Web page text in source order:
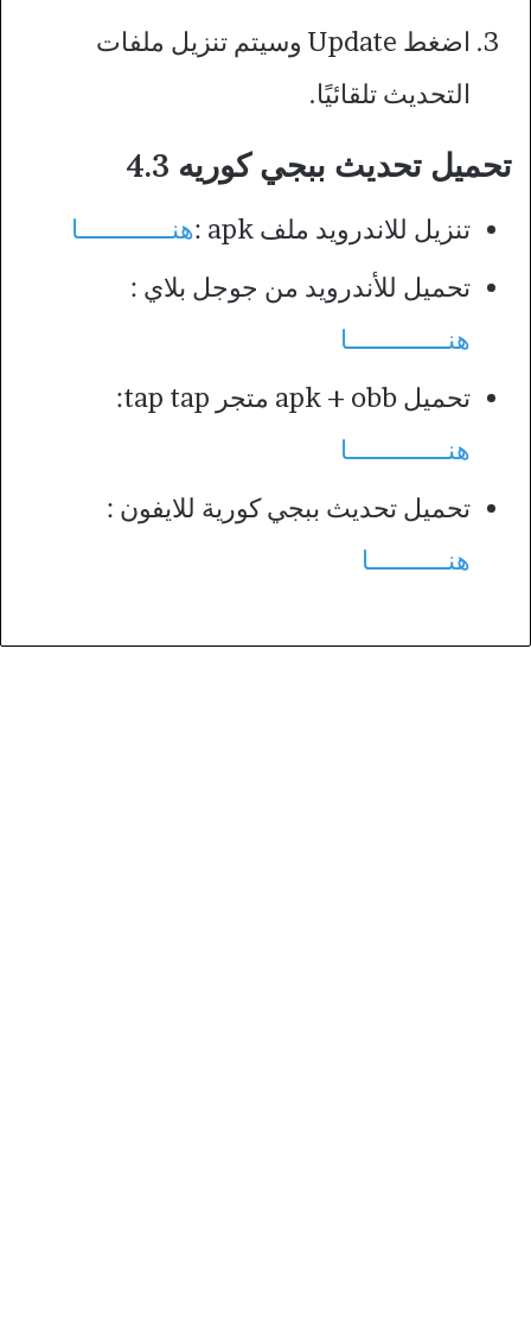
اضغط Update وسيتم تنزيل ملفات
التحديث تلقائيًا.
تحميل تحديث ببجي كوريه 4.3
تنزيل للاندرويد ملف apk :
هنـــــــــــــا
تحميل للأندرويد من جوجل بلاي :
هنــــــــــــــا
تحميل apk + obb متجر tap tap:
هنــــــــــــــا
تحميل تحديث ببجي كورية للايفون :
هنـــــــــــا